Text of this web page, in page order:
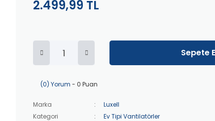
2.499,99 TL
Sepete
(0) Yorum - 0 Puan
Marka
Luxell
Kategori
Ev Tipi Vantilatörler